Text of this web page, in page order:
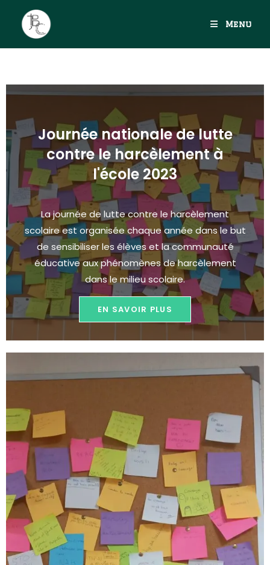
Menu
Journée nationale de lutte
contre le harcèlement à
l'école 2023
La journée de lutte contre le harcèlement
scolaire est organisée chaque année dans le but
de sensibiliser les élèves et la communauté
éducative aux phénomènes de harcèlement
dans le milieu scolaire.
EN SAVOIR PLUS